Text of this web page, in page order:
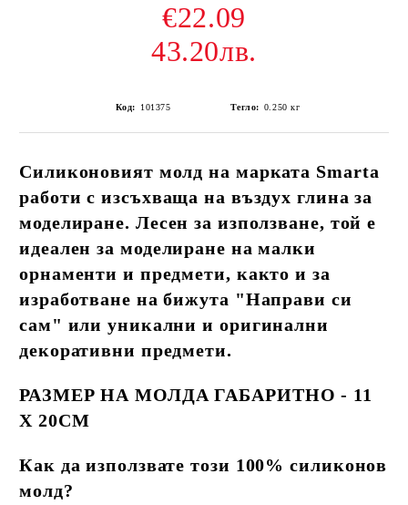
€22.09
43.20лв.
Код: 101375 Тегло: 0.250 кг
Силиконовият молд на марката Smarta
работи с изсъхваща на въздух глина за
моделиране. Лесен за използване, той е
идеален за моделиране на малки
орнаменти и предмети, както и за
изработване на бижута "Направи си
сам" или уникални и оригинални
декоративни предмети.
РАЗМЕР НА МОЛДА ГАБАРИТНО - 11
Х 20СМ
Как да използвате този 100% силиконов
молд?